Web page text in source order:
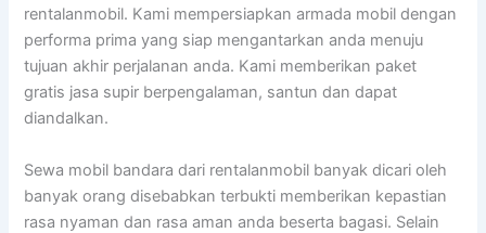
rentalanmobil. Kami mempersiapkan armada mobil dengan
performa prima yang siap mengantarkan anda menuju
tujuan akhir perjalanan anda. Kami memberikan paket
gratis jasa supir berpengalaman, santun dan dapat
diandalkan.
Sewa mobil bandara dari rentalanmobil banyak dicari oleh
banyak orang disebabkan terbukti memberikan kepastian
rasa nyaman dan rasa aman anda beserta bagasi. Selain